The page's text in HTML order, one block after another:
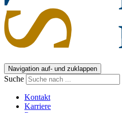
Navigation auf- und zuklappen
Suche
Kontakt
Karriere